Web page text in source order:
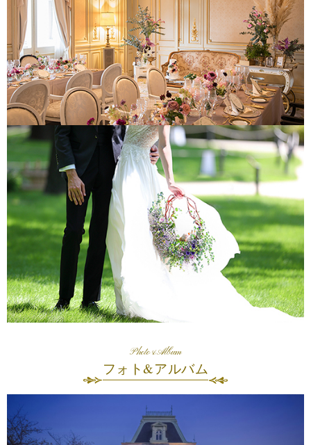
Photo&Album
フォト&アルバム